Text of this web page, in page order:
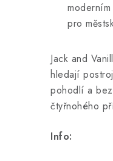
pro
Jack and
hledají
pohodlí a
čtyřnohého
Info: